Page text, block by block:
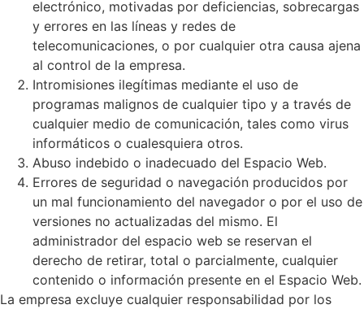
electrónico, motivadas por deficiencias, sobrecargas
y errores en las líneas y redes de
telecomunicaciones, o por cualquier otra causa ajena
al control de la empresa.
Intromisiones ilegítimas mediante el uso de
programas malignos de cualquier tipo y a través de
cualquier medio de comunicación, tales como virus
informáticos o cualesquiera otros.
Abuso indebido o inadecuado del Espacio Web.
Errores de seguridad o navegación producidos por
un mal funcionamiento del navegador o por el uso de
versiones no actualizadas del mismo. El
administrador del espacio web se reservan el
derecho de retirar, total o parcialmente, cualquier
contenido o información presente en el Espacio Web.
La empresa excluye cualquier responsabilidad por los